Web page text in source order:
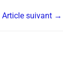
Article suivant →